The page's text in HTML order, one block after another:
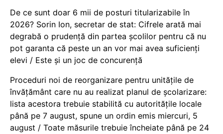
De ce sunt doar 6 mii de posturi titularizabile în
2026? Sorin Ion, secretar de stat: Cifrele arată mai
degrabă o prudență din partea școlilor pentru că nu
pot garanta că peste un an vor mai avea suficienți
elevi / Este și un joc de concurență
Proceduri noi de reorganizare pentru unitățile de
învățământ care nu au realizat planul de școlarizare:
lista acestora trebuie stabilită cu autoritățile locale
până pe 7 august, spune un ordin emis miercuri, 5
august / Toate măsurile trebuie încheiate până pe 24